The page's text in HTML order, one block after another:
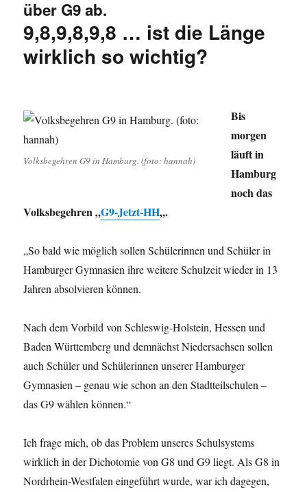
taz,
Zukunft
„Trümmerfrauen“,
Zoff
der
und
über G9 ab.
9,8,9,8,9,8 … ist die Länge
wirklich so wichtig?
Volksbegehren G9 in Hamburg. (foto: hannah)
Bis
morgen
läuft in
Hamburg
noch das
Volksbegehren „G9-Jetzt-HH„.
„So bald wie möglich sollen Schülerinnen und Schüler in
Hamburger Gymnasien ihre weitere Schulzeit wieder in 13
Jahren absolvieren können.
Nach dem Vorbild von Schleswig-Holstein, Hessen und
Baden Württemberg und demnächst Niedersachsen sollen
auch Schüler und Schülerinnen unserer Hamburger
Gymnasien – genau wie schon an den Stadtteilschulen –
das G9 wählen können.“
Ich frage mich, ob das Problem unseres Schulsystems
wirklich in der Dichotomie von G8 und G9 liegt. Als G8 in
Nordrhein-Westfalen eingeführt wurde, war ich dagegen,